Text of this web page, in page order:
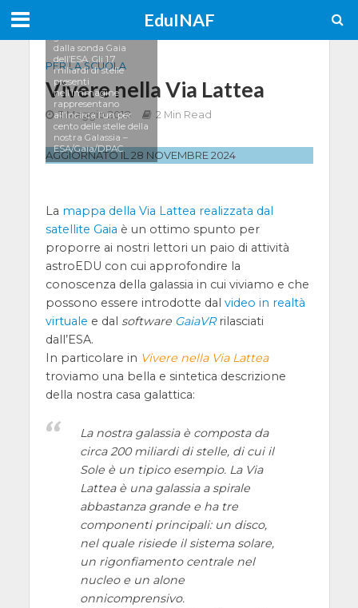
EduINAF
PER LA SCUOLA
Vivere nella Via Lattea
3 Maggio 2018 2 Min Read
AGGIORNATO IL 28 NOVEMBRE 2024
dalla sonda Gaia
dell’ESA. Gli 1,7
miliardi di stelle
presenti
nell’immagine
rappresentano
all’incirca l’un per
cento delle stelle della
nostra Galassia –
ESA/Gaia/DPAC
La mappa della Via Lattea realizzata dal
satellite Gaia è un ottimo spunto per
proporre ai nostri lettori un paio di attività
astroEDU con cui approfondire la
conoscenza della galassia in cui viviamo e che
possono essere introdotte dal video in realtà
virtuale e dal software GaiaVRrilasciati
dall’ESA.
In particolare in Vivere nella Via Lattea
troviamo una bella e sintetica descrizione
della nostra casa galattica:
La nostra galassia è composta da
circa 200 miliardi di stelle, di cui il
Sole è un tipico esempio. La Via
Lattea è una galassia a spirale
abbastanza grande e ha tre
componenti principali: un disco,
nel quale risiede il sistema solare,
un rigonfiamento centrale nel
nucleo e un alone
onnicomprensivo.